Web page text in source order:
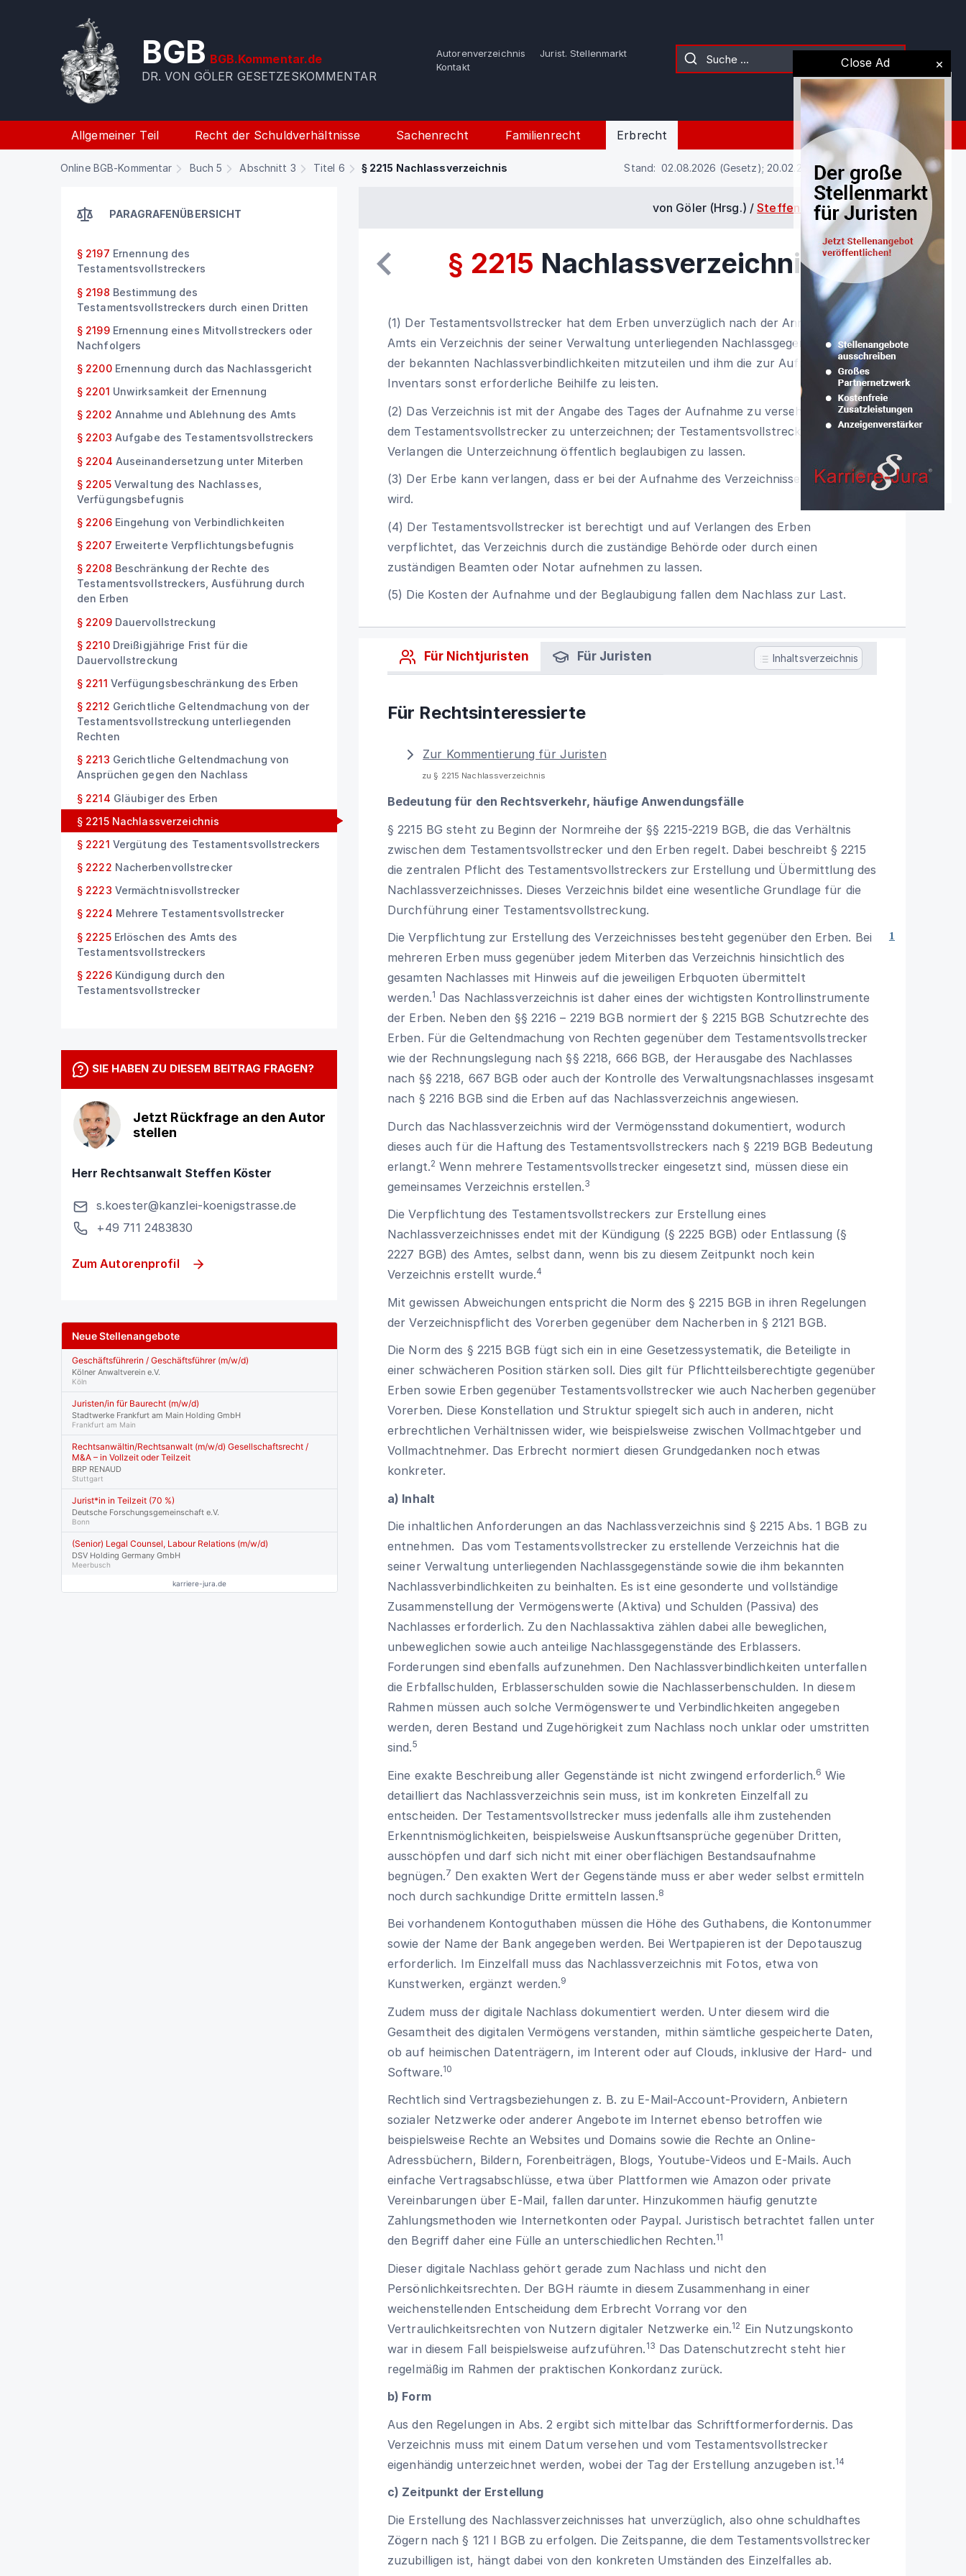
BGB BGB.Kommentar.de
DR. VON GÖLER GESETZESKOMMENTAR
Autorenverzeichnis
Jurist. Stellenmarkt
Kontakt
Allgemeiner Teil Recht der Schuldverhältnisse Sachenrecht Familienrecht Erbrecht
Online BGB-Kommentar Buch 5 Abschnitt 3 Titel 6 § 2215 Nachlassverzeichnis Stand: 02.08.2026 (Gesetz); 20.02.2025 (Kommentierung)
Close Ad
PARAGRAFENÜBERSICHT
§ 2197 Ernennung des
Testamentsvollstreckers
§ 2198 Bestimmung des
Testamentsvollstreckers durch einen Dritten
§ 2199 Ernennung eines Mitvollstreckers oder
Nachfolgers
§ 2200 Ernennung durch das Nachlassgericht
§ 2201 Unwirksamkeit der Ernennung
§ 2202 Annahme und Ablehnung des Amts
§ 2203 Aufgabe des Testamentsvollstreckers
§ 2204 Auseinandersetzung unter Miterben
§ 2205 Verwaltung des Nachlasses,
Verfügungsbefugnis
§ 2206 Eingehung von Verbindlichkeiten
§ 2207 Erweiterte Verpflichtungsbefugnis
§ 2208 Beschränkung der Rechte des
Testamentsvollstreckers, Ausführung durch
den Erben
§ 2209 Dauervollstreckung
§ 2210 Dreißigjährige Frist für die
Dauervollstreckung
§ 2211 Verfügungsbeschränkung des Erben
§ 2212 Gerichtliche Geltendmachung von der
Testamentsvollstreckung unterliegenden
Rechten
§ 2213 Gerichtliche Geltendmachung von
Ansprüchen gegen den Nachlass
§ 2214 Gläubiger des Erben
§ 2215 Nachlassverzeichnis
§ 2221 Vergütung des Testamentsvollstreckers
§ 2222 Nacherbenvollstrecker
§ 2223 Vermächtnisvollstrecker
§ 2224 Mehrere Testamentsvollstrecker
§ 2225 Erlöschen des Amts des
Testamentsvollstreckers
§ 2226 Kündigung durch den
Testamentsvollstrecker
SIE HABEN ZU DIESEM BEITRAG FRAGEN?
Jetzt Rückfrage an den Autor
stellen
Herr Rechtsanwalt Steffen Köster
s.koester@kanzlei-koenigstrasse.de
+49 711 2483830
Zum Autorenprofil
von Göler (Hrsg.) /Steffen Köster/§ 2215
§ 2215 Nachlassverzeichnis
(1) Der Testamentsvollstrecker hat dem Erben unverzüglich nach der Annahme des
Amts ein Verzeichnis der seiner Verwaltung unterliegenden Nachlassgegenstände und
der bekannten Nachlassverbindlichkeiten mitzuteilen und ihm die zur Aufnahme des
Inventars sonst erforderliche Beihilfe zu leisten.
(2) Das Verzeichnis ist mit der Angabe des Tages der Aufnahme zu versehen und von
dem Testamentsvollstrecker zu unterzeichnen; der Testamentsvollstrecker hat auf
Verlangen die Unterzeichnung öffentlich beglaubigen zu lassen.
(3) Der Erbe kann verlangen, dass er bei der Aufnahme des Verzeichnisses zugezogen
wird.
(4) Der Testamentsvollstrecker ist berechtigt und auf Verlangen des Erben
verpflichtet, das Verzeichnis durch die zuständige Behörde oder durch einen
zuständigen Beamten oder Notar aufnehmen zu lassen.
(5) Die Kosten der Aufnahme und der Beglaubigung fallen dem Nachlass zur Last.
Für Nichtjuristen Für Juristen Inhaltsverzeichnis
Für Rechtsinteressierte
Zur Kommentierung für Juristen
zu § 2215 Nachlassverzeichnis
Bedeutung für den Rechtsverkehr, häufige Anwendungsfälle
§ 2215 BG steht zu Beginn der Normreihe der §§ 2215-2219 BGB, die das Verhältnis
zwischen dem Testamentsvollstrecker und den Erben regelt. Dabei beschreibt § 2215
die zentralen Pflicht des Testamentsvollstreckers zur Erstellung und Übermittlung des
Nachlassverzeichnisses. Dieses Verzeichnis bildet eine wesentliche Grundlage für die
Durchführung einer Testamentsvollstreckung.
1
Die Verpflichtung zur Erstellung des Verzeichnisses besteht gegenüber den Erben. Bei
mehreren Erben muss gegenüber jedem Miterben das Verzeichnis hinsichtlich des
gesamten Nachlasses mit Hinweis auf die jeweiligen Erbquoten übermittelt
werden.1 Das Nachlassverzeichnis ist daher eines der wichtigsten Kontrollinstrumente
der Erben. Neben den §§ 2216 – 2219 BGB normiert der§ 2215 BGB Schutzrechte des
Erben. Für die Geltendmachung von Rechten gegenüber dem Testamentsvollstrecker
wie der Rechnungslegung nach §§ 2218, 666 BGB, der Herausgabe des Nachlasses
nach §§ 2218, 667 BGB oder auch der Kontrolle des Verwaltungsnachlasses insgesamt
nach § 2216 BGB sind die Erben auf das Nachlassverzeichnis angewiesen.
Durch das Nachlassverzeichnis wird der Vermögensstand dokumentiert, wodurch
dieses auch für die Haftung des Testamentsvollstreckers nach§ 2219 BGB Bedeutung
erlangt.2 Wenn mehrere Testamentsvollstrecker eingesetzt sind, müssen diese ein
gemeinsames Verzeichnis erstellen.3
Die Verpflichtung des Testamentsvollstreckers zur Erstellung eines
Nachlassverzeichnisses endet mit der Kündigung (§ 2225 BGB) oder Entlassung (§
2227 BGB) des Amtes, selbst dann, wenn bis zu diesem Zeitpunkt noch kein
Verzeichnis erstellt wurde.4
Mit gewissen Abweichungen entspricht die Norm des § 2215 BGB in ihren Regelungen
der Verzeichnispflicht des Vorerben gegenüber dem Nacherben in § 2121 BGB.
Die Norm des § 2215 BGB fügt sich ein in eine Gesetzessystematik, die Beteiligte in
einer schwächeren Position stärken soll. Dies gilt für Pflichtteilsberechtigte gegenüber
Erben sowie Erben gegenüber Testamentsvollstrecker wie auch Nacherben gegenüber
Vorerben. Diese Konstellation und Struktur spiegelt sich auch in anderen, nicht
erbrechtlichen Verhältnissen wider, wie beispielsweise zwischen Vollmachtgeber und
Vollmachtnehmer. Das Erbrecht normiert diesen Grundgedanken noch etwas
konkreter.
a) Inhalt
Die inhaltlichen Anforderungen an das Nachlassverzeichnis sind § 2215 Abs. 1 BGB zu
entnehmen. Das vom Testamentsvollstrecker zu erstellende Verzeichnis hat die
seiner Verwaltung unterliegenden Nachlassgegenstände sowie die ihm bekannten
Nachlassverbindlichkeiten zu beinhalten. Es ist eine gesonderte und vollständige
Zusammenstellung der Vermögenswerte (Aktiva) und Schulden (Passiva) des
Nachlasses erforderlich. Zu den Nachlassaktiva zählen dabei alle beweglichen,
unbeweglichen sowie auch anteilige Nachlassgegenstände des Erblassers.
Forderungen sind ebenfalls aufzunehmen. Den Nachlassverbindlichkeiten unterfallen
die Erbfallschulden, Erblasserschulden sowie die Nachlasserbenschulden. In diesem
Rahmen müssen auch solche Vermögenswerte und Verbindlichkeiten angegeben
werden, deren Bestand und Zugehörigkeit zum Nachlass noch unklar oder umstritten
sind.5
Eine exakte Beschreibung aller Gegenstände ist nicht zwingend erforderlich.6 Wie
detailliert das Nachlassverzeichnis sein muss, ist im konkreten Einzelfall zu
entscheiden. Der Testamentsvollstrecker muss jedenfalls alle ihm zustehenden
Erkenntnismöglichkeiten, beispielsweise Auskunftsansprüche gegenüber Dritten,
ausschöpfen und darf sich nicht mit einer oberflächigen Bestandsaufnahme
begnügen.7 Den exakten Wert der Gegenstände muss er aber weder selbst ermitteln
noch durch sachkundige Dritte ermitteln lassen.8
Bei vorhandenem Kontoguthaben müssen die Höhe des Guthabens, die Kontonummer
sowie der Name der Bank angegeben werden. Bei Wertpapieren ist der Depotauszug
erforderlich. Im Einzelfall muss das Nachlassverzeichnis mit Fotos, etwa von
Kunstwerken, ergänzt werden.9
Zudem muss der digitale Nachlass dokumentiert werden. Unter diesem wird die
Gesamtheit des digitalen Vermögens verstanden, mithin sämtliche gespeicherte Daten,
ob auf heimischen Datenträgern, im Interent oder auf Clouds, inklusive der Hard- und
Software.10
Rechtlich sind Vertragsbeziehungen z. B. zu E-Mail-Account-Providern, Anbietern
sozialer Netzwerke oder anderer Angebote im Internet ebenso betroffen wie
beispielsweise Rechte an Websites und Domains sowie die Rechte an Online-
Adressbüchern, Bildern, Forenbeiträgen, Blogs, Youtube-Videos und E-Mails. Auch
einfache Vertragsabschlüsse, etwa über Plattformen wie Amazon oder private
Vereinbarungen über E-Mail, fallen darunter. Hinzukommen häufig genutzte
Zahlungsmethoden wie Internetkonten oder Paypal. Juristisch betrachtet fallen unter
den Begriff daher eine Fülle an unterschiedlichen Rechten.11
Dieser digitale Nachlass gehört gerade zum Nachlass und nicht den
Persönlichkeitsrechten. Der BGH räumte in diesem Zusammenhang in einer
weichenstellenden Entscheidung dem Erbrecht Vorrang vor den
Vertraulichkeitsrechten von Nutzern digitaler Netzwerke ein.12 Ein Nutzungskonto
war in diesem Fall beispielsweise aufzuführen. 13 Das Datenschutzrecht steht hier
regelmäßig im Rahmen der praktischen Konkordanz zurück.
b) Form
Aus den Regelungen in Abs. 2 ergibt sich mittelbar das Schriftformerfordernis. Das
Verzeichnis muss mit einem Datum versehen und vom Testamentsvollstrecker
eigenhändig unterzeichnet werden, wobei der Tag der Erstellung anzugeben ist.14
c) Zeitpunkt der Erstellung
Die Erstellung des Nachlassverzeichnisses hat unverzüglich, also ohne schuldhaftes
Zögern nach § 121 I BGB zu erfolgen. Die Zeitspanne, die dem Testamentsvollstrecker
zuzubilligen ist, hängt dabei von den konkreten Umständen des Einzelfalles ab.